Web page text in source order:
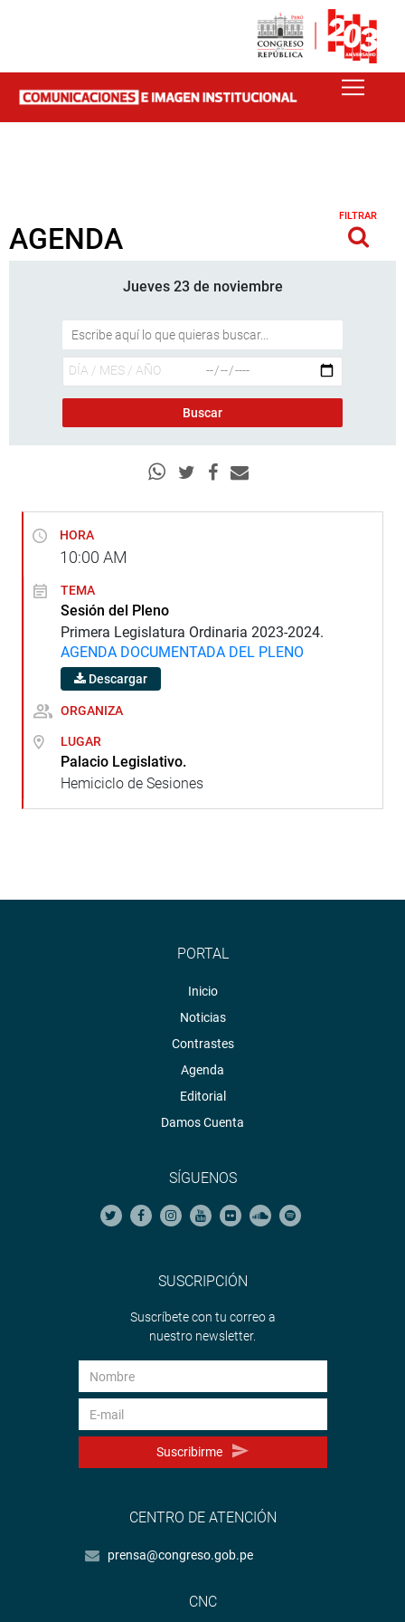
AGENDA
FILTRAR
Jueves 23 de noviembre
HORA
10:00 AM
TEMA
Sesión del Pleno
Primera Legislatura Ordinaria 2023-2024.
AGENDA DOCUMENTADA DEL PLENO
Descargar
ORGANIZA
LUGAR
Palacio Legislativo.
Hemiciclo de Sesiones
PORTAL
Inicio
Noticias
Contrastes
Agenda
Editorial
Damos Cuenta
SÍGUENOS
SUSCRIPCIÓN
Suscríbete con tu correo a
nuestro newsletter.
Suscribirme
CENTRO DE ATENCIÓN
prensa@congreso.gob.pe
CNC